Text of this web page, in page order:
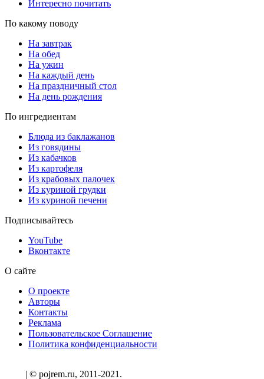
Интересно почитать
По какому поводу
На завтрак
На обед
На ужин
На каждый день
На праздничный стол
На день рождения
По ингредиентам
Блюда из баклажанов
Из говядины
Из кабачков
Из картофеля
Из крабовых палочек
Из куриной грудки
Из куриной печени
Подписывайтесь
YouTube
Вконтакте
О сайте
О проекте
Авторы
Контакты
Реклама
Пользовательское Соглашение
Политика конфиденциальности
| © pojrem.ru, 2011-2021.